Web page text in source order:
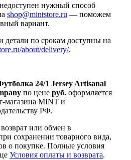
нужный способ
shop@mintstore.ru — поможем
вариант.
детали по срокам доступны на
about/delivery/.
24/1 Jersey Artisanal
по цене руб. оформляется
магазина MINT и
РФ.
или обмен в
сохранении товарного вида,
о покупке. Полные условия
Условия оплаты и возврата.